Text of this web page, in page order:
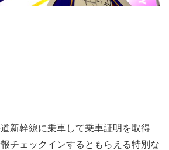
新幹線に乗車して乗車証明を取得
チェックインするともらえる特別な